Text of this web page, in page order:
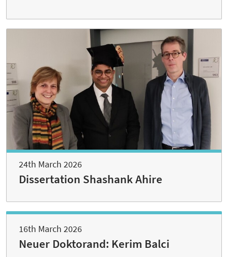
24th March 2026
Dissertation Shashank Ahire
16th March 2026
Neuer Doktorand: Kerim Balci